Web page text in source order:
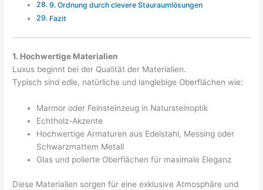
9. Ordnung durch clevere Stauraumlösungen
Fazit
1. Hochwertige Materialien
Luxus beginnt bei der Qualität der Materialien.
Typisch sind edle, natürliche und langlebige Oberflächen wie:
Marmor oder Feinsteinzeug in Natursteinoptik
Echtholz-Akzente
Hochwertige Armaturen aus Edelstahl, Messing oder
Schwarzmattem Metall
Glas und polierte Oberflächen für maximale Eleganz
Diese Materialien sorgen für eine exklusive Atmosphäre und